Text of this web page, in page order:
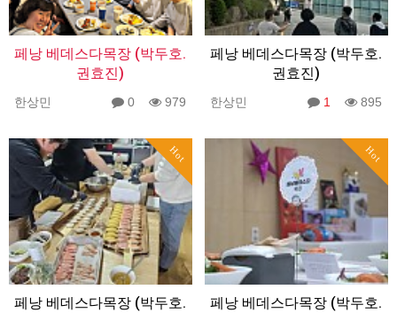
페낭 베데스다목장 (박두호.
권효진)
한상민 0 979
페낭 베데스다목장 (박두호.
권효진)
한상민 1 895
Hot
페낭 베데스다목장 (박두호.
Hot
페낭 베데스다목장 (박두호.